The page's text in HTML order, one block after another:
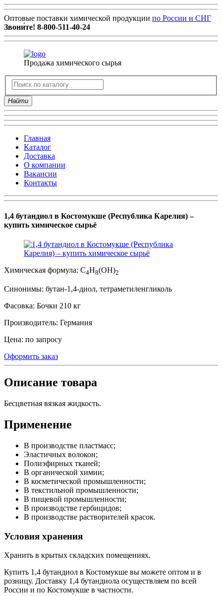
Оптовые поставки химической продукции по России и СНГ
Звони́те! 8-800-511-40-24
Продажа химического сырья
Найти
Главная
Каталог
Доставка
О компании
Вакансии
Контакты
1,4 бутандиол в Костомукше (Республика Карелия) –
купить химическое сырьё
Химическая формула: C4H8(OH)2
Синонимы: бутан-1,4-диол, тетраметиленгликоль
Фасовка: Бочки 210 кг
Производитель: Германия
Цена: по запросу
Оформить заказ
Описание товара
Бесцветная вязкая жидкость.
Применение
В производстве пластмасс;
Эластичных волокон;
Полиэфирных тканей;
В органической химии;
В косметической промышленности;
В текстильной промышленности;
В пищевой промышленности;
В производстве гербицидов;
В производстве растворителей красок.
Условия хранения
Хранить в крытых складских помещениях.
Купить 1,4 бутандиол в Костомукше вы можете оптом и в
розницу. Доставку 1,4 бутандиола осуществляем по всей
России и по Костомукше в частности.